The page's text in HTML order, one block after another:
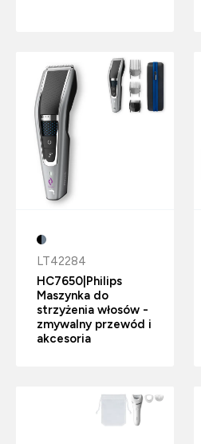
LT42284
HC7650|Philips
Maszynka do
strzyżenia włosów -
zmywalny przewód i
akcesoria